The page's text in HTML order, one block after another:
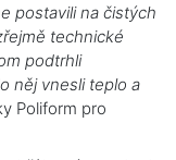
postavili na čistých
technické
podtrhli
něj vnesli teplo a
Poliform pro